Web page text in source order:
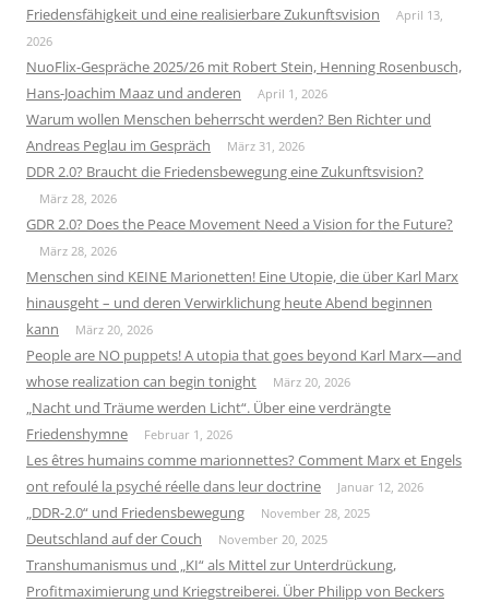
Friedensfähigkeit und eine realisierbare Zukunftsvision
April 13,
2026
NuoFlix-Gespräche 2025/26 mit Robert Stein, Henning Rosenbusch,
Hans-Joachim Maaz und anderen
April 1, 2026
Warum wollen Menschen beherrscht werden? Ben Richter und
Andreas Peglau im Gespräch
März 31, 2026
DDR 2.0? Braucht die Friedensbewegung eine Zukunftsvision?
März 28, 2026
GDR 2.0? Does the Peace Movement Need a Vision for the Future?
März 28, 2026
Menschen sind KEINE Marionetten! Eine Utopie, die über Karl Marx
hinausgeht – und deren Verwirklichung heute Abend beginnen
kann
März 20, 2026
People are NO puppets! A utopia that goes beyond Karl Marx—and
whose realization can begin tonight
März 20, 2026
„Nacht und Träume werden Licht“. Über eine verdrängte
Friedenshymne
Februar 1, 2026
Les êtres humains comme marionnettes? Comment Marx et Engels
ont refoulé la psyché réelle dans leur doctrine
Januar 12, 2026
„DDR-2.0“ und Friedensbewegung November 28, 2025
Deutschland auf der Couch November 20, 2025
Transhumanismus und „KI“ als Mittel zur Unterdrückung,
Profitmaximierung und Kriegstreiberei. Über Philipp von Beckers